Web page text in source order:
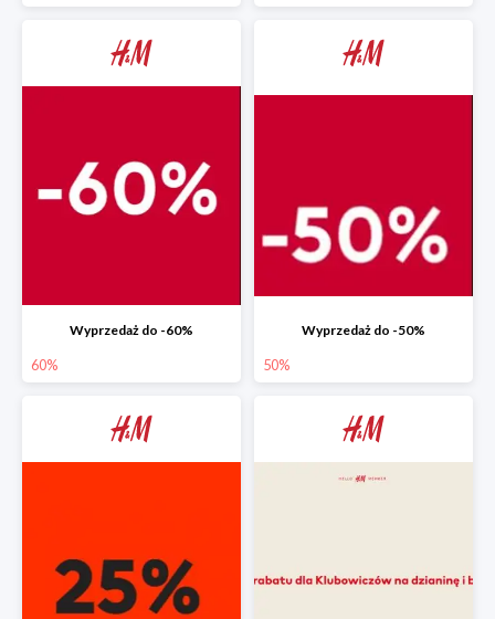
Wyprzedaż do -60%
60%
Wyprzedaż do -50%
50%